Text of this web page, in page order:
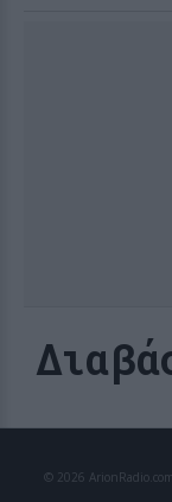
© 2026 ArionRadio.com